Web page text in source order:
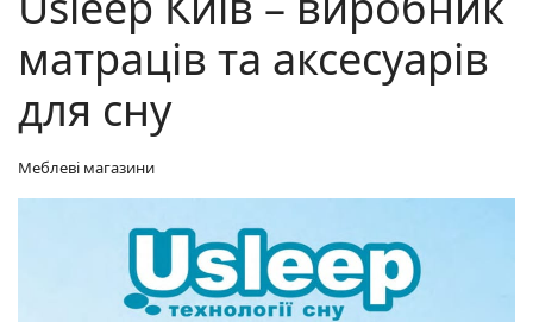
матраців та аксесуарів
для сну
Меблеві магазини